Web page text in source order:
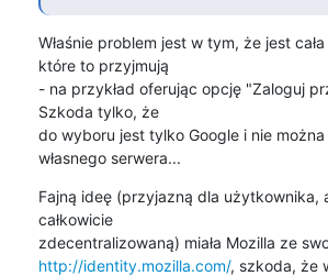
Właśnie problem jest w tym, że jest
które to przyjmują
- na przykład oferując opcję "Zaloguj
Szkoda tylko, że
do wyboru jest tylko Google i nie
własnego serwera...
Fajną ideę (przyjazną dla użytkownika,
całkowicie
http://identity.mozilla.com/, szkoda, że